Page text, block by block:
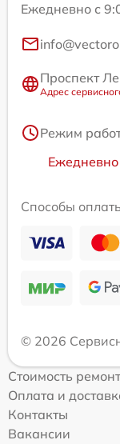
Ежедневно с
Проспект
Адрес
Режим
Способы
© 2026
Стоимость
Оплата и
Контакты
Вакансии